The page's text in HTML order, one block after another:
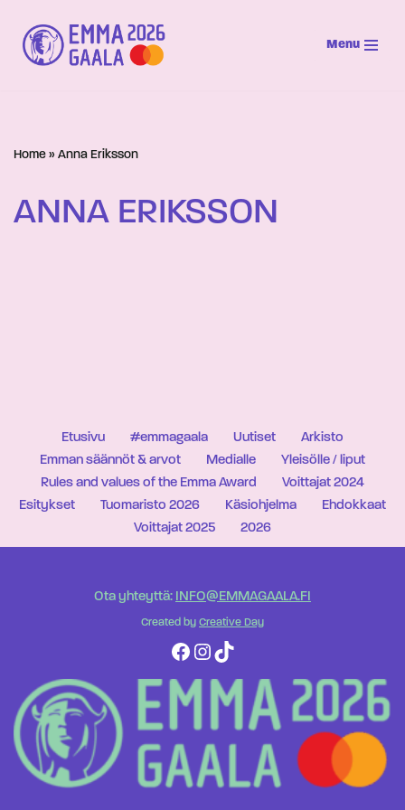
Siirry
suoraan
Menu
Home » Anna Eriksson
ANNA ERIKSSON
Etusivu #emmagaala Uutiset
Arkisto
Emman säännöt & arvot
Medialle
Yleisölle / liput
Rules and values of the Emma Award
Voittajat 2024
Esitykset
Tuomaristo 2026 Käsiohjelma
Ehdokkaat
Voittajat 2025
2026
Ota yhteyttä: INFO@EMMAGAALA.FI
Created by Creative Day